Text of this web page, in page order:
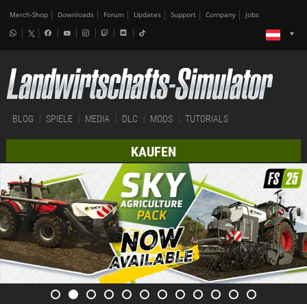
Merch-Shop Downloads Forum Updates Support Company Jobs
BLOG SPIELE MEDIA DLC MODS TUTORIALS
KAUFEN